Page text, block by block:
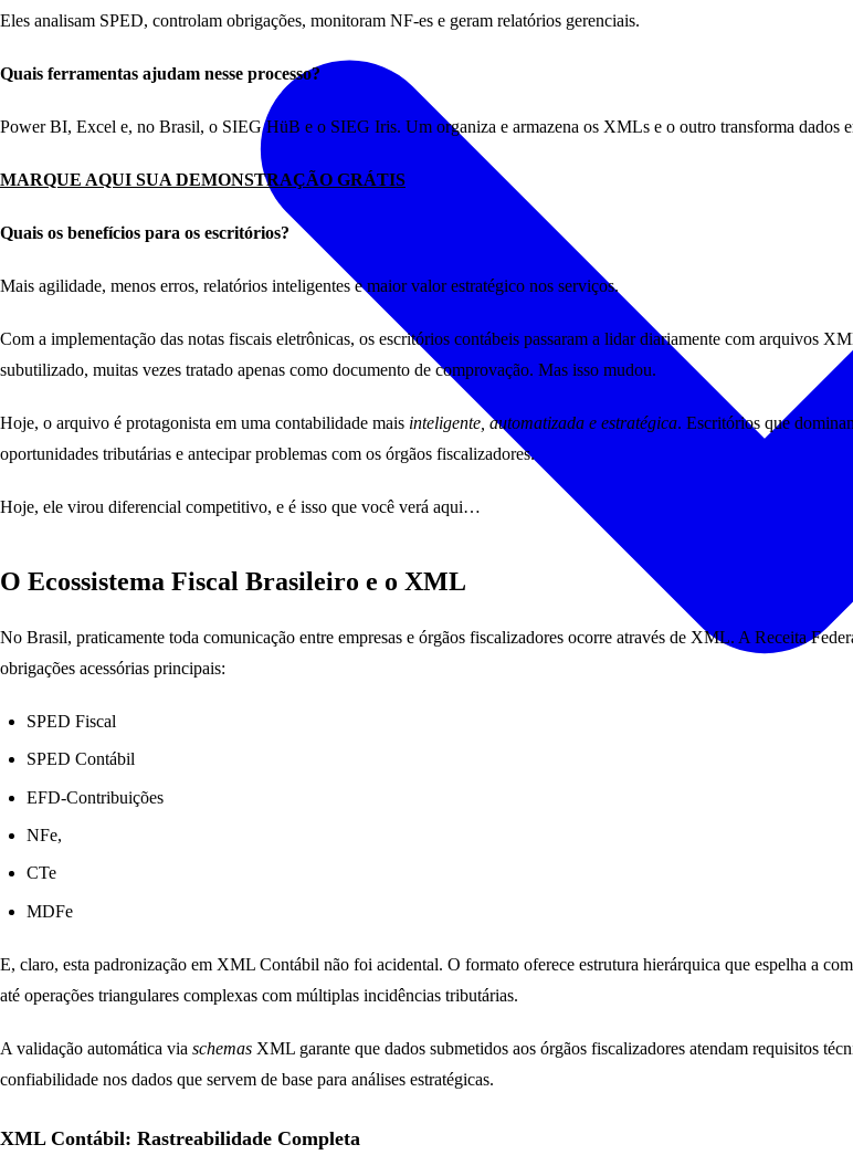
Eles analisam SPED, controlam obrigações, monitoram NF-es e geram relatórios gerenciais.
Quais ferramentas ajudam nesse processo?
Power BI, Excel e, no Brasil, o SIEG HüB e o SIEG Iris. Um organiza e armazena os XMLs e o outro transforma dados
MARQUE AQUI SUA DEMONSTRAÇÃO GRÁTIS
Quais os benefícios para os escritórios?
Mais agilidade, menos erros, relatórios inteligentes e maior valor estratégico nos serviços.
Com a implementação das notas fiscais eletrônicas, os escritórios contábeis passaram a lidar diariamente com arquivos
subutilizado, muitas vezes tratado apenas como documento de comprovação. Mas isso mudou.
Hoje, o arquivo é protagonista em uma contabilidade mais inteligente, automatizada e estratégica. Escritórios que
oportunidades tributárias e antecipar problemas com os órgãos fiscalizadores.
Hoje, ele virou diferencial competitivo, e é isso que você verá aqui…
O Ecossistema Fiscal Brasileiro e o XML
No Brasil, praticamente toda comunicação entre empresas e órgãos fiscalizadores ocorre através de XML. A Receita
obrigações acessórias principais:
SPED Fiscal
SPED Contábil
EFD-Contribuições
NFe,
CTe
MDFe
E, claro, esta padronização em XML Contábil não foi acidental. O formato oferece estrutura hierárquica que espelha a
até operações triangulares complexas com múltiplas incidências tributárias.
A validação automática via schemas XML garante que dados submetidos aos órgãos fiscalizadores atendam requisitos
confiabilidade nos dados que servem de base para análises estratégicas.
XML Contábil: Rastreabilidade Completa